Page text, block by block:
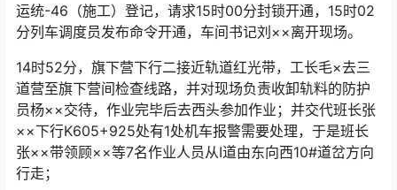
运统-46（施工）登记，请求15时00分封锁开通，15时02
分列车调度员发布命令开通，车间书记刘××离开现场。󠅅󠅃󠄵󠅂󠄪󠇖󠆨󠆨󠇕󠆞󠆒󠅬󠇘󠆭󠆘󠇙󠆝󠅵󠇗󠆭󠆁󠄐󠇗󠅹󠅸󠇖󠆍󠅳󠇖󠅹󠅰󠇖󠆌󠅹
14时52分，旗下营下行二接近轨道红光带，工长毛×去三
道营至旗下营间检查线路，并对现场负责收卸轨料的防护
员杨××交待，作业完毕后去西头参加作业；并交代班长张
××下行K605+925处有1处机车报警需要处理，于是班长
张××带领顾××等7名作业人员从I道由东向西10#道岔方向
行走；󠅅󠅃󠄵󠅂󠄪󠇖󠆨󠆨󠇕󠆞󠆒󠅬󠇘󠆭󠆘󠇙󠆝󠅵󠇗󠆭󠆁󠄐󠇗󠅹󠅸󠇖󠆍󠅳󠇖󠅹󠅰󠇖󠆌󠅹